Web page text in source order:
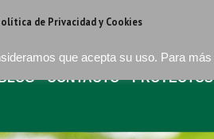
CONTACTO PROYECTOS
de Privacidad y Cookies
que acepta su uso. Para